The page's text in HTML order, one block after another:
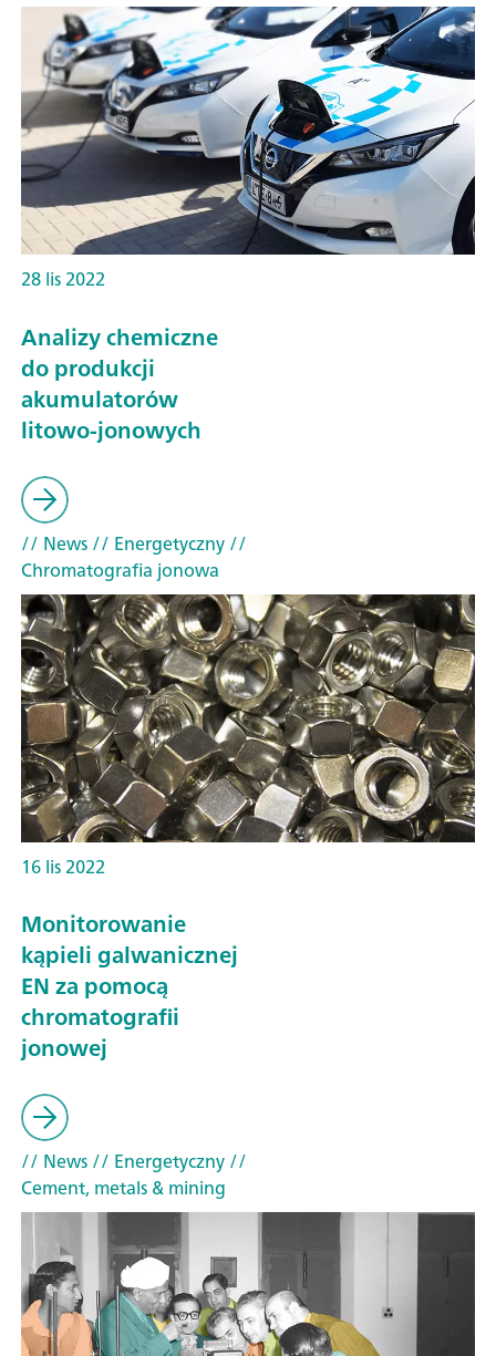
28 lis 2022
Analizy chemiczne
do produkcji
akumulatorów
litowo-jonowych
// News// Energetyczny//
Chromatografia jonowa
16 lis 2022
Monitorowanie
kąpieli galwanicznej
EN za pomocą
chromatografii
jonowej
// News// Energetyczny//
Cement, metals & mining